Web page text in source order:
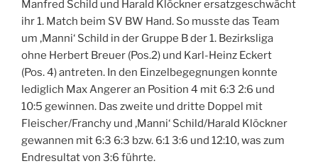
Manfred Schild und Harald Klöckner ersatzgeschwächt
ihr 1. Match beim SV BW Hand. So musste das Team
um ‚Manni‘ Schild in der Gruppe B der 1. Bezirksliga
ohne Herbert Breuer (Pos.2) und Karl-Heinz Eckert
(Pos. 4) antreten. In den Einzelbegegnungen konnte
lediglich Max Angerer an Position 4 mit 6:3 2:6 und
10:5 gewinnen. Das zweite und dritte Doppel mit
Fleischer/Franchy und ‚Manni‘ Schild/Harald Klöckner
gewannen mit 6:3 6:3 bzw. 6:1 3:6 und 12:10, was zum
Endresultat von 3:6 führte.